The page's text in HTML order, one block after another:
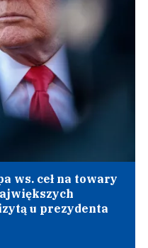
ws. ceł na towary
u prezydenta